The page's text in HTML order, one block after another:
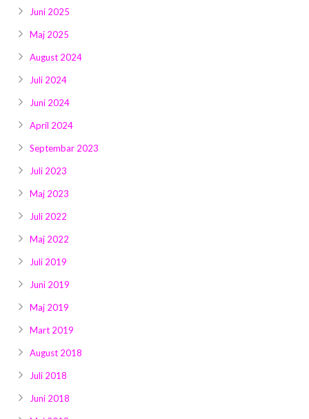
Juni 2025
Maj 2025
August 2024
Juli 2024
Juni 2024
April 2024
Septembar 2023
Juli 2023
Maj 2023
Juli 2022
Maj 2022
Juli 2019
Juni 2019
Maj 2019
Mart 2019
August 2018
Juli 2018
Juni 2018